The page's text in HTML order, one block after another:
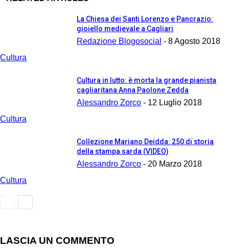
Cultura
La Chiesa dei Santi Lorenzo e Pancrazio:
gioiello medievale a Cagliari
Redazione Blogosocial - 8 Agosto 2018
Cultura
Cultura in lutto: è morta la grande pianista
cagliaritana Anna Paolone Zedda
Alessandro Zorco - 12 Luglio 2018
Cultura
Collezione Mariano Deidda: 250 di storia
della stampa sarda (VIDEO)
Alessandro Zorco - 20 Marzo 2018
LASCIA UN COMMENTO